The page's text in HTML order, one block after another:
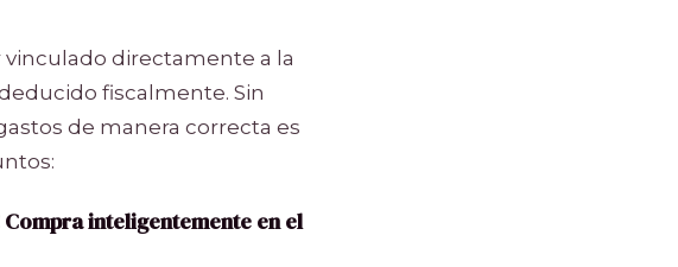
directamente a la
fiscalmente. Sin
de manera correcta es
inteligentemente en el